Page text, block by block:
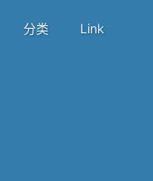
分类 Link